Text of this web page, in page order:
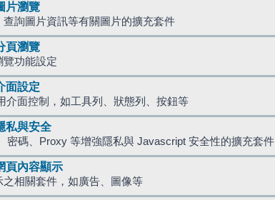
片瀏覽
查詢圖片資訊等有關圖片的擴充套件
頁瀏覽
覽功能設定
面設定
介面控制，如工具列、狀態列、按鈕等
私與安全
密碼、Proxy 等增強隱私與 Javascript 安全性的擴充套件
頁內容顯示
之相關套件，如廣告、圖像等